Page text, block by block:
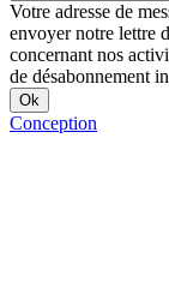
Votre adresse de
envoyer notre lettre
concernant nos
de désabonnement
Conception